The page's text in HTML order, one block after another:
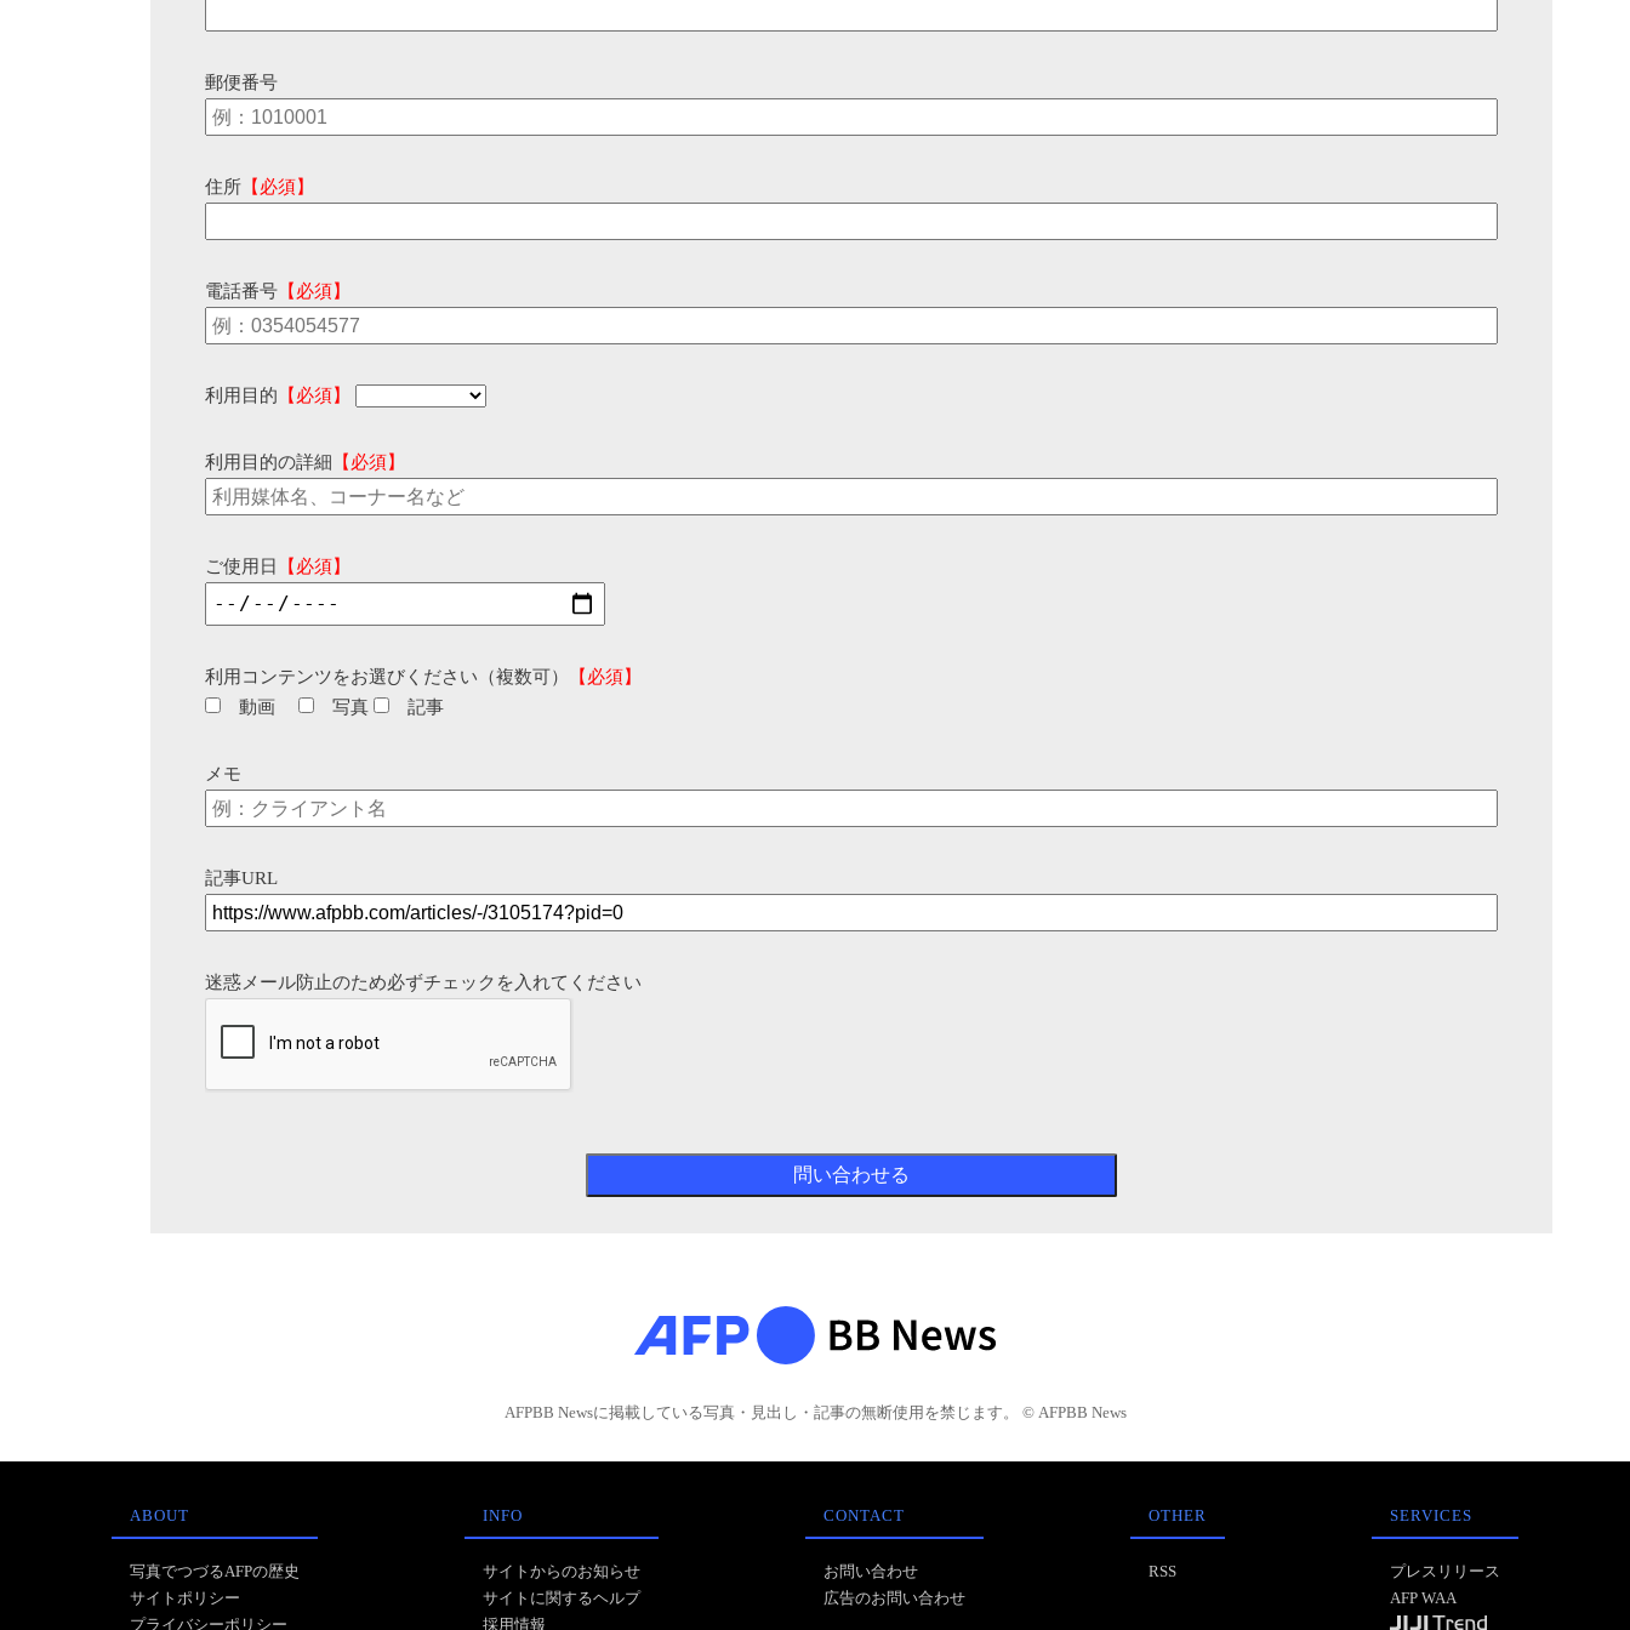
郵便番号
住所 【必須】
電話番号 【必須】
利用目的 【必須】
利用目的の詳細 【必須】
ご使用日 【必須】
利用コンテンツをお選びください（複数可）
【必須】
動画
写真 記事
メモ
記事URL
迷惑メール防止のため必ずチェックを入れてください
AFPBB Newsに掲載している写真・見出し・記事の無断使用を禁じます。 © AFPBB News
ABOUT
写真でつづるAFPの歴史
サイトポリシー
プライバシーポリシー
INFO
サイトからのお知らせ
サイトに関するヘルプ
採用情報
CONTACT
お問い合わせ
広告のお問い合わせ
OTHER
RSS
SERVICES
プレスリリース
AFP WAA